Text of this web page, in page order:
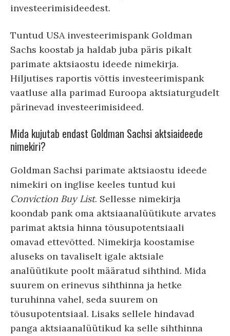
investeerimisideedest.
Tuntud USA investeerimispank Goldman
Sachs koostab ja haldab juba päris pikalt
parimate aktsiaostu ideede nimekirja.
Hiljutises raportis võttis investeerimispank
vaatluse alla parimad Euroopa aktsiaturgudelt
pärinevad investeerimisideed.
Mida kujutab endast Goldman Sachsi aktsiaideede
nimekiri?
Goldman Sachsi parimate aktsiaostu ideede
nimekiri on inglise keeles tuntud kui
Conviction Buy List. Sellesse nimekirja
koondab pank oma aktsiaanalüütikute arvates
parimat aktsia hinna tõusupotentsiaali
omavad ettevõtted. Nimekirja koostamise
aluseks on tavaliselt igale aktsiale
analüütikute poolt määratud sihthind. Mida
suurem on erinevus sihthinna ja hetke
turuhinna vahel, seda suurem on
tõusupotentsiaal. Lisaks sellele hindavad
panga aktsiaanalüütikud ka selle sihthinna